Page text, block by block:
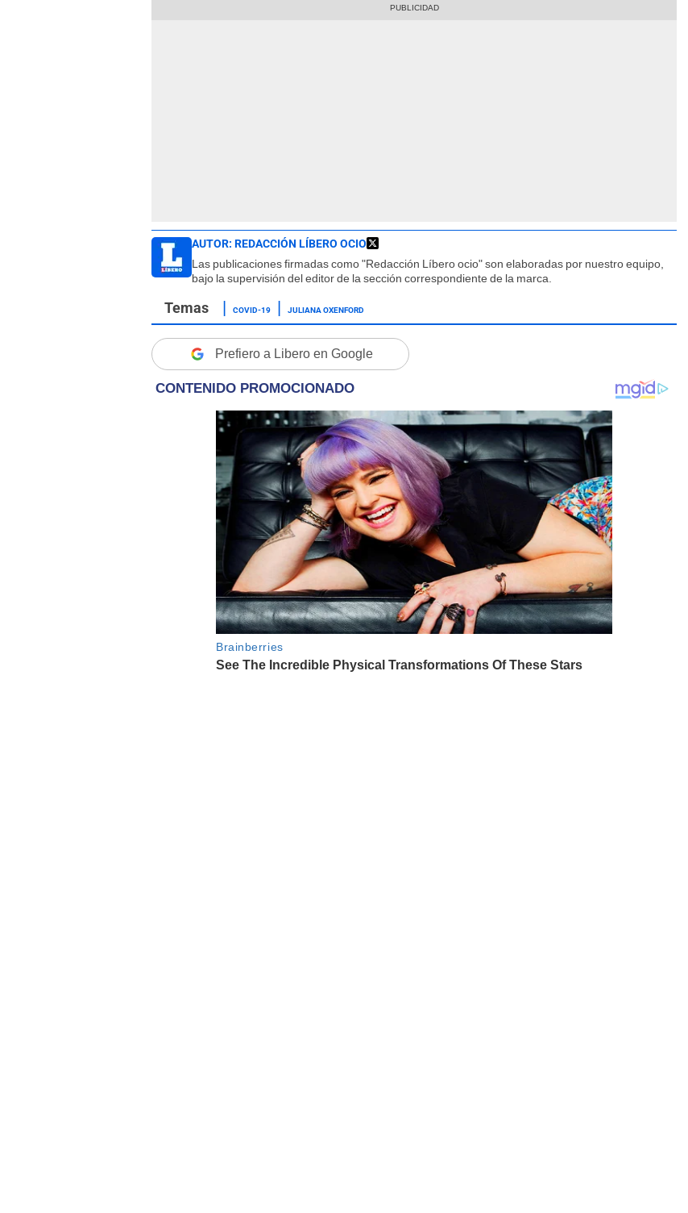
AUTOR: REDACCIÓN LÍBERO OCIO
Las publicaciones firmadas como "Redacción Líbero ocio" son elaboradas por nuestro equipo,
bajo la supervisión del editor de la sección correspondiente de la marca.
COVID-19 JULIANA OXENFORD
Prefiero a Libero en Google